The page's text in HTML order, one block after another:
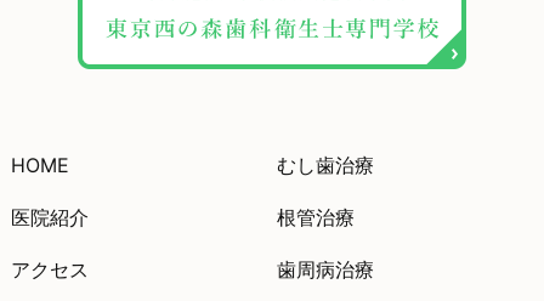
HOME
医院紹介
アクセス
むし歯治療
根管治療
歯周病治療